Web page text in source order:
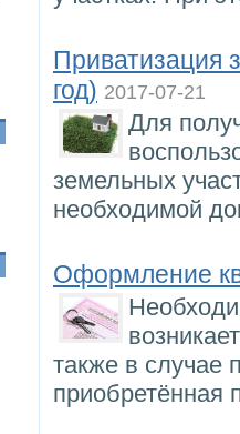
Приватизация
год) 2017-07-21
Для
земельных
необходимой
Оформление
также в случае
приобретённая